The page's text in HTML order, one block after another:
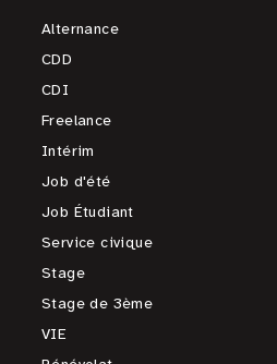
Alternance
CDD
CDI
Freelance
Intérim
Job d'été
Job Étudiant
Service civique
Stage
Stage de 3ème
VIE